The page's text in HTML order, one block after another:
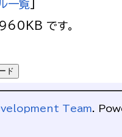
一覧
です。
Team.